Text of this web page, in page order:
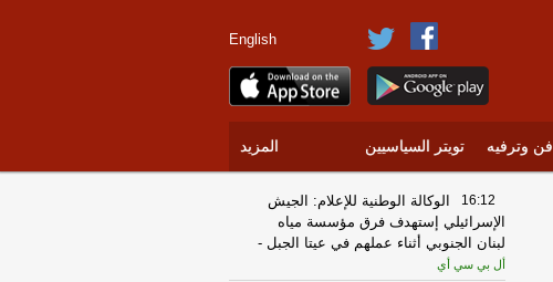
English
فن وترفيه تويتر السياسيين المزيد
16:12
الوكالة الوطنية للإعلام: الجيش
الإسرائيلي إستهدف فرق مؤسسة مياه
لبنان الجنوبي أثناء عملهم في عيتا الجبل -
أل بي سي أي